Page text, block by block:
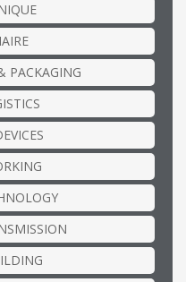
PACKAGING